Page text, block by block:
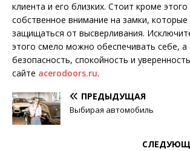
клиента и его близких. Стоит кроме
собственное внимание на замки,
защищаться от высверливания.
этого смело можно обеспечивать себе,
безопасность, спокойность и
сайте acerodoors.ru.
ПРЕДЫДУЩАЯ
Выбирая автомобиль